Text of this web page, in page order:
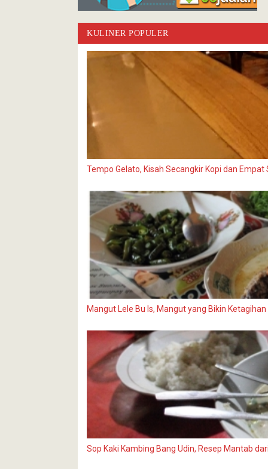
KULINER POPULER
Tempo Gelato, Kisah Secangkir Kopi dan Empat
Mangut Lele Bu Is, Mangut yang Bikin Ketagihan
Sop Kaki Kambing Bang Udin, Resep Mantab